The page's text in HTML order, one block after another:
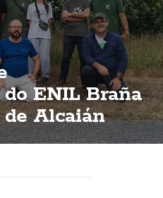
ENIL Braña
Alcaián
especies